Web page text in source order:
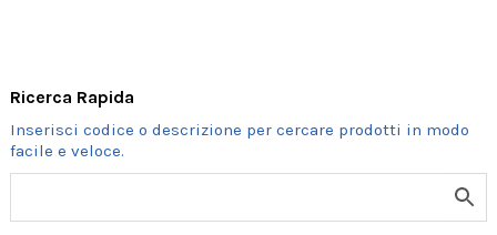
Ricerca Rapida